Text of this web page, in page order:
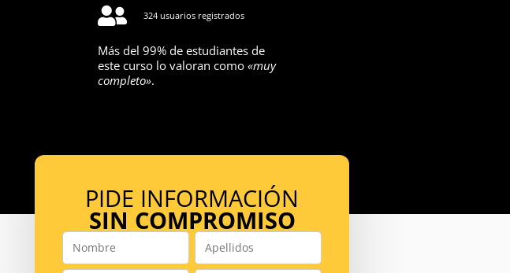
324 usuarios registrados
Más del 99% de estudiantes de
este curso lo valoran como «muy
completo».
PIDE INFORMACIÓN
SIN COMPROMISO
Nombre
*
Apellidos